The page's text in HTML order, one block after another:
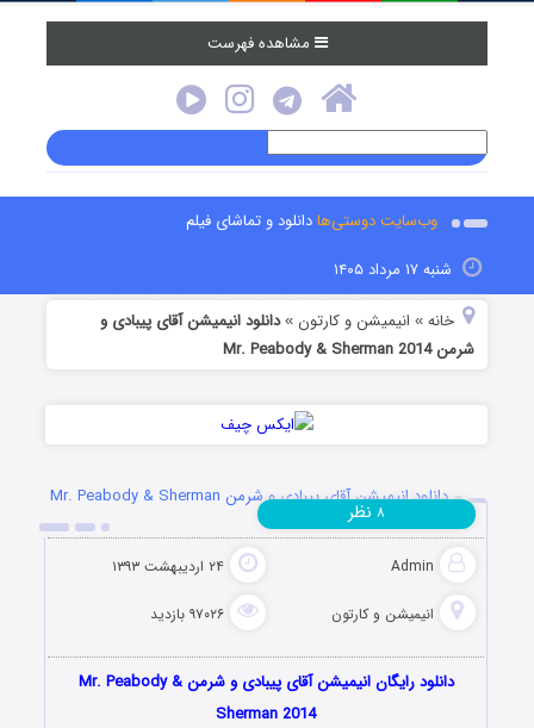
مشاهده فهرست
وب‌سایت دوستی‌هادانلود و تماشای فیلم
شنبه ۱۷ مرداد ۱۴۰۵
خانه » انیمیشن و کارتون »دانلود انیمیشن آقای پیبادی و
شرمن Mr. Peabody & Sherman 2014
دانلود انیمیشن آقای پیبادی و شرمن Mr. Peabody & Sherman
2014
Admin ۲۴ اردیبهشت ۱۳۹۳
انیمیشن و کارتون ۹۷۰۲۶ بازدید
۸ نظر
دانلود رایگان انیمیشن آقای پیبادی و شرمن Mr. Peabody &
Sherman 2014